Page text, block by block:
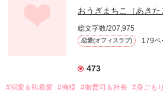
幼なじみの哲平に淡い恋心を抱いてい
しかし、ある出来事をきっかけに二人
関係修復もできないまま、美桜は両親
引っ越すことになり、哲平とも離れ離
それから約十二年後。
過去の傷から、二度と会いたくないと
おうぎまちこ（あきた
総文字数/207,975
恋愛(オフィスラブ) 179ペ
473
#溺愛＆執着愛 #俺様 #御曹司＆社長 #身ごも